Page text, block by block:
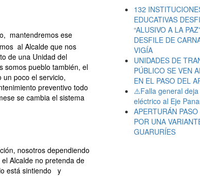
mantendremos ese
al Alcalde que nos
de una Unidad del
somos pueblo también, el
poco el servicio,
preventivo todo
se cambia el sistema
nosotros dependiendo
Alcalde no pretenda de
está sintiendo y
132
EDUCATIVAS
“ALUSIVO A LA
DESFILE DE
VIGÍA
UNIDADES DE
PÚBLICO SE VEN
EN EL PASO DEL
⚠️Falla general deja
eléctrico al Eje
APERTURÁN
POR UNA
GUARURÍES